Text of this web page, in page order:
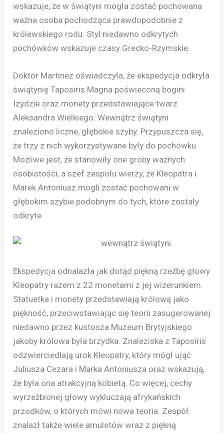
wskazuje, że w świątyni mogła zostać pochowana
ważna osoba pochodząca prawdopodobnie z
królewskiego rodu. Styl niedawno odkrytych
pochówków wskazuje czasy Grecko-Rzymskie.
Doktor Martinez oświadczyła, że ekspedycja odkryła
świątynię Taposiris Magna poświeconą bogini
Izydzie oraz monety przedstawiające twarz
Aleksandra Wielkiego. Wewnątrz świątyni
znaleziono liczne, głębokie szyby. Przypuszcza się,
że trzy z nich wykorzystywane były do pochówku.
Możliwe jest, że stanowiły one groby ważnych
osobistości, a szef zespołu wierzy, że Kleopatra i
Marek Antoniusz mogli zostać pochowani w
głębokim szybie podobnym do tych, które zostały
odkryte
wewnątrz świątyni.
Ekspedycja odnalazła jak dotąd piękną rzeźbę głowy
Kleopatry razem z 22 monetami z jej wizerunkiem.
Statuetka i monety przedstawiają królową jako
piękność, przeciwstawiając się teorii zasugerowanej
niedawno przez kustosza Muzeum Brytyjskiego
jakoby królowa była brzydka. Znaleziska z Taposiris
odzwierciedlają urok Kleopatry, który mógł ująć
Juliusza Cezara i Marka Antoniusza oraz wskazują,
że była ona atrakcyjną kobietą. Co więcej, cechy
wyrzeźbionej głowy wykluczają afrykańskich
przodków, o których mówi nowa teoria. Zespół
znalazł także wiele amuletów wraz z piękną